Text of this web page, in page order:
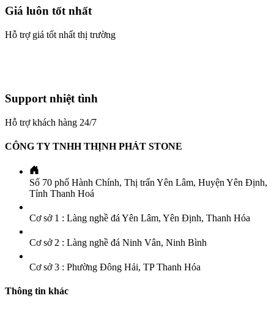
Giá luôn tốt nhất
Hỗ trợ giá tốt nhất thị trường
Support nhiệt tình
Hỗ trợ khách hàng 24/7
CÔNG TY TNHH THỊNH PHÁT STONE
Số 70 phố Hành Chính, Thị trấn Yên Lâm, Huyện Yên Định,
Tỉnh Thanh Hoá
Cơ sở 1 : Làng nghề đá Yên Lâm, Yên Định, Thanh Hóa
Cơ sở 2 : Làng nghề đá Ninh Vân, Ninh Bình
Cơ sở 3 : Phường Đông Hải, TP Thanh Hóa
Thông tin khác